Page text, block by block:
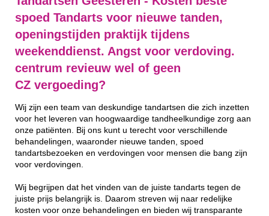
spoed Tandarts voor nieuwe tanden,
openingstijden praktijk tijdens
weekenddienst. Angst voor verdoving.
centrum revieuw wel of geen
CZ vergoeding?
Wij zijn een team van deskundige tandartsen die zich inzetten
voor het leveren van hoogwaardige tandheelkundige zorg aan
onze patiënten. Bij ons kunt u terecht voor verschillende
behandelingen, waaronder nieuwe tanden, spoed
tandartsbezoeken en verdovingen voor mensen die bang zijn
voor verdovingen.
Wij begrijpen dat het vinden van de juiste tandarts tegen de
juiste prijs belangrijk is. Daarom streven wij naar redelijke
kosten voor onze behandelingen en bieden wij transparante